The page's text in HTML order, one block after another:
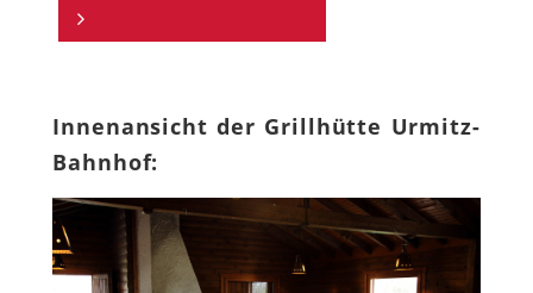
Innenansicht der Grillhütte Urmitz-
Bahnhof: